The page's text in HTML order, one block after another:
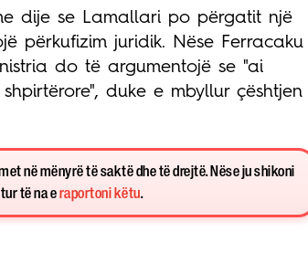
dije se Lamallari po përgatit një
përkufizim juridik. Nëse Ferracaku
do të argumentojë se "ai
duke e mbyllur çështjen
në mënyrë të saktë dhe të drejtë. Nëse ju shikoni
të na e raportoni këtu.